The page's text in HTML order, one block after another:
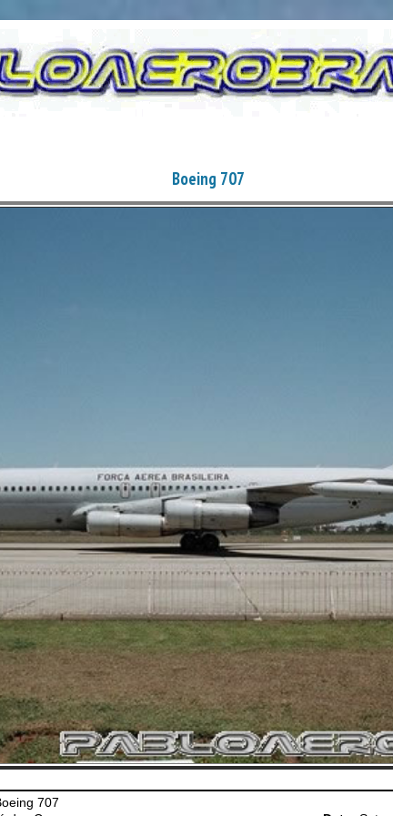
Boeing 707
707